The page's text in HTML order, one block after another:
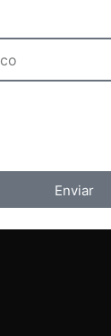
Enviar